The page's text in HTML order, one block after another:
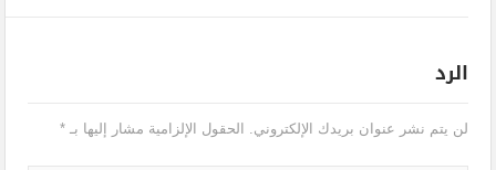
الرد
لن يتم نشر عنوان بريدك الإلكتروني. الحقول الإلزامية مشار إليها بـ*